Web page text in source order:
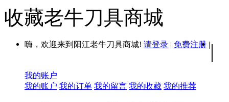
收藏老牛刀具商城
嗨，欢迎来到阳江老牛刀具商城! 请登录 | 免费注册 | |
我的账户
我的账户 我的订单 我的留言 我的收藏 我的推荐